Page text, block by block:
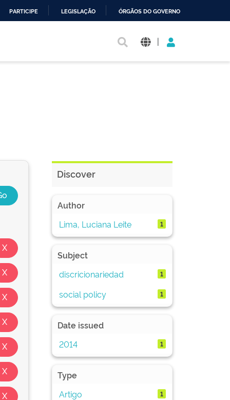
PARTICIPE LEGISLAÇÃO ÓRGÃOS DO GOVERNO
|
Discover
Author
Lima, Luciana Leite
1
Subject
discricionariedad
1
social policy 1
Date issued
2014
1
Type
Artigo
1